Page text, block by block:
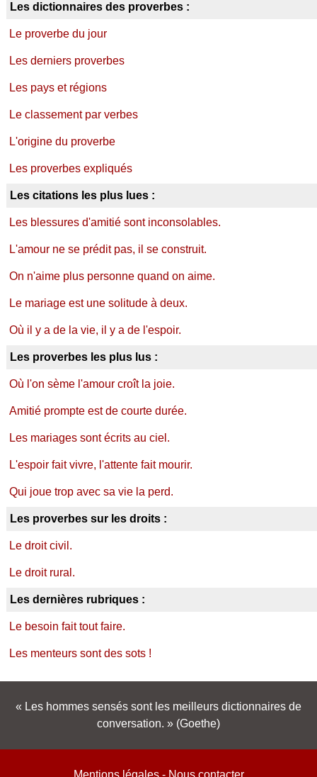
Les dictionnaires des proverbes :
Le proverbe du jour
Les derniers proverbes
Les pays et régions
Le classement par verbes
L'origine du proverbe
Les proverbes expliqués
Les citations les plus lues :
Les blessures d'amitié sont inconsolables.
L'amour ne se prédit pas, il se construit.
On n'aime plus personne quand on aime.
Le mariage est une solitude à deux.
Où il y a de la vie, il y a de l'espoir.
Les proverbes les plus lus :
Où l'on sème l'amour croît la joie.
Amitié prompte est de courte durée.
Les mariages sont écrits au ciel.
L'espoir fait vivre, l'attente fait mourir.
Qui joue trop avec sa vie la perd.
Les proverbes sur les droits :
Le droit civil.
Le droit rural.
Les dernières rubriques :
Le besoin fait tout faire.
Les menteurs sont des sots !
Les hommes sensés sont les meilleurs dictionnaires de
conversation.
(Goethe)